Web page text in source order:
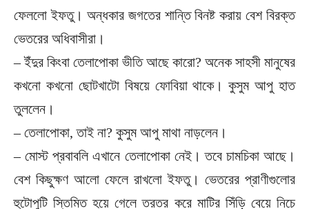
ফেললো ইফতু। অন্ধকার জগতের শান্তি বিনষ্ট করায় বেশ বিরক্ত
ভেতরের অধিবাসীরা।
– ইঁদুর কিংবা তেলাপোকা ভীতি আছে কারো? অনেক সাহসী মানুষের
কখনো কখনো ছোটখাটো বিষয়ে ফোবিয়া থাকে। কুসুম আপু হাত
তুললেন।
– তেলাপোকা, তাই না? কুসুম আপু মাথা নাড়লেন।
– মোস্ট প্রবাবলি এখানে তেলাপোকা নেই। তবে চামচিকা আছে।
বেশ কিছুক্ষণ আলো ফেলে রাখলো ইফতু। ভেতরের প্রাণীগুলোর
হুটোপুটি স্তিমিত হয়ে গেলে তরতর করে মাটির সিঁড়ি বেয়ে নিচে